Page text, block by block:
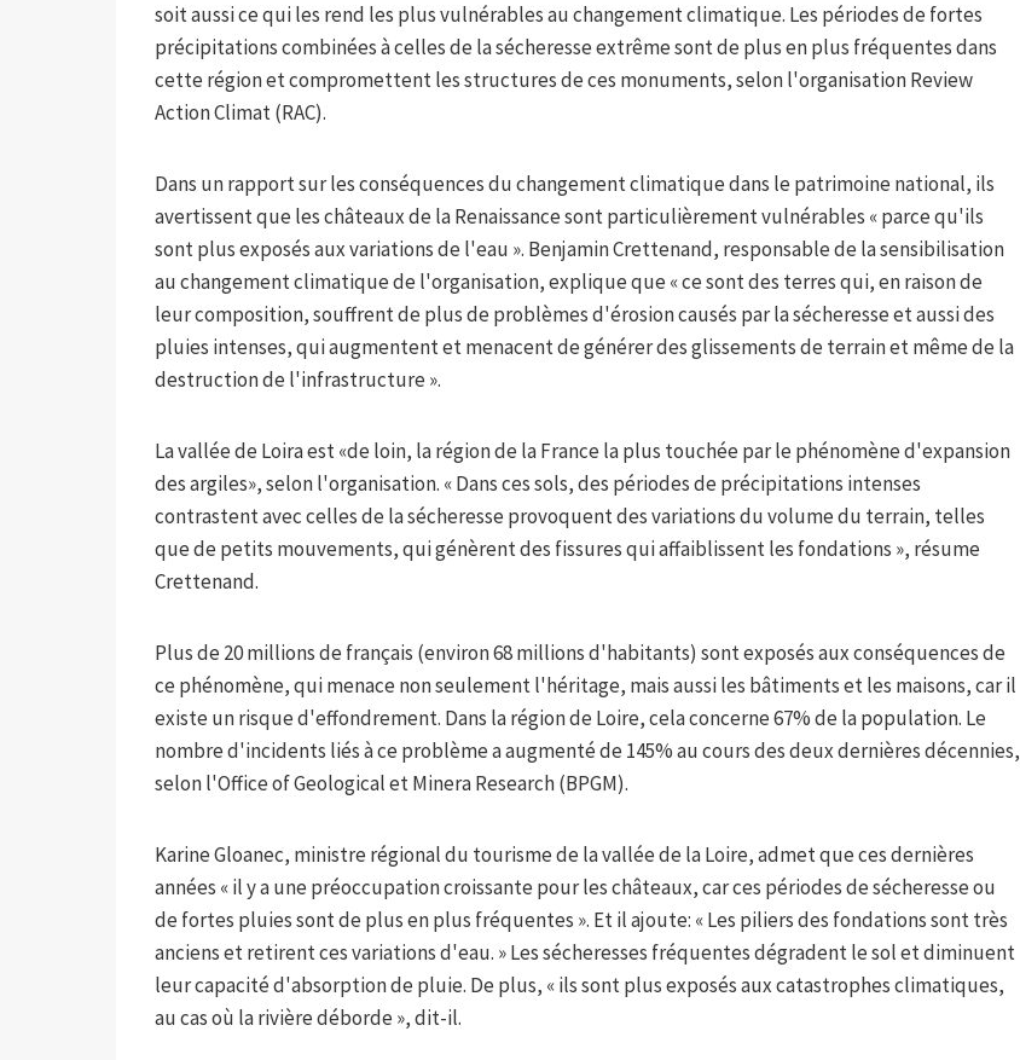
soit aussi ce qui les rend les plus vulnérables au changement climatique. Les périodes de fortes
précipitations combinées à celles de la sécheresse extrême sont de plus en plus fréquentes dans
cette région et compromettent les structures de ces monuments, selon l'organisation Review
Action Climat (RAC).
Dans un rapport sur les conséquences du changement climatique dans le patrimoine national, ils
avertissent que les châteaux de la Renaissance sont particulièrement vulnérables « parce qu'ils
sont plus exposés aux variations de l'eau ». Benjamin Crettenand, responsable de la sensibilisation
au changement climatique de l'organisation, explique que « ce sont des terres qui, en raison de
leur composition, souffrent de plus de problèmes d'érosion causés par la sécheresse et aussi des
pluies intenses, qui augmentent et menacent de générer des glissements de terrain et même de la
destruction de l'infrastructure ».
La vallée de Loira est «de loin, la région de la France la plus touchée par le phénomène d'expansion
des argiles», selon l'organisation. « Dans ces sols, des périodes de précipitations intenses
contrastent avec celles de la sécheresse provoquent des variations du volume du terrain, telles
que de petits mouvements, qui génèrent des fissures qui affaiblissent les fondations », résume
Crettenand.
Plus de 20 millions de français (environ 68 millions d'habitants) sont exposés aux conséquences de
ce phénomène, qui menace non seulement l'héritage, mais aussi les bâtiments et les maisons, car il
existe un risque d'effondrement. Dans la région de Loire, cela concerne 67% de la population. Le
nombre d'incidents liés à ce problème a augmenté de 145% au cours des deux dernières décennies,
selon l'Office of Geological et Minera Research (BPGM).
Karine Gloanec, ministre régional du tourisme de la vallée de la Loire, admet que ces dernières
années « il y a une préoccupation croissante pour les châteaux, car ces périodes de sécheresse ou
de fortes pluies sont de plus en plus fréquentes ». Et il ajoute: « Les piliers des fondations sont très
anciens et retirent ces variations d'eau. » Les sécheresses fréquentes dégradent le sol et diminuent
leur capacité d'absorption de pluie. De plus, « ils sont plus exposés aux catastrophes climatiques,
au cas où la rivière déborde », dit-il.